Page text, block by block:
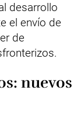
desarrollo
el envío de
de
nuevos